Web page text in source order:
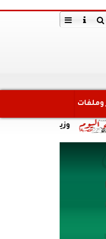
وملفات
العمل يتابع حادث انقلاب